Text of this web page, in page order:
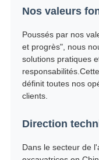
Nos valeurs
Poussés par nos
et progrès", nous
solutions pratiques
définit toutes nos
clients.
Direction
Dans le secteur de